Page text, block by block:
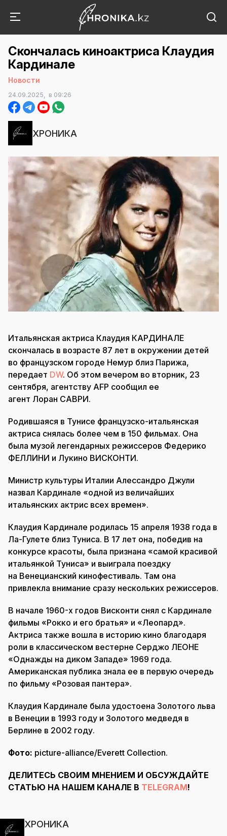
Скончалась киноактриса Клаудия
Кардинале
Новости
24.09.2025, в 09:26
ХРОНИКА
Итальянская актриса Клаудия КАРДИНАЛЕ
скончалась в возрасте 87 лет в окружении детей
во французском городе Немур близ Парижа,
передает DW. Об этом вечером во вторник, 23
сентября, агентству AFP сообщил ее
агент Лоран САВРИ.
Родившаяся в Тунисе французско-итальянская
актриса снялась более чем в 150 фильмах. Она
была музой легендарных режиссеров Федерико
ФЕЛЛИНИ и Лукино ВИСКОНТИ.
Министр культуры Италии Алессандро Джули
назвал Кардинале «одной из величайших
итальянских актрис всех времен».
Клаудия Кардинале родилась 15 апреля 1938 года в
Ла-Гулете близ Туниса. В 17 лет она, победив на
конкурсе красоты, была признана «самой красивой
итальянкой Туниса» и выиграла поездку
на Венецианский кинофестиваль. Там она
привлекла внимание сразу нескольких режиссеров.
В начале 1960-х годов Висконти снял с Кардинале
фильмы «Рокко и его братья» и «Леопард».
Актриса также вошла в историю кино благодаря
роли в классическом вестерне Серджо ЛЕОНЕ
«Однажды на диком Западе» 1969 года.
Американская публика знала ее в первую очередь
по фильму «Розовая пантера».
Клаудия Кардинале была удостоена Золотого льва
в Венеции в 1993 году и Золотого медведя в
Берлине в 2002 году.
Фото: picture-alliance/Everett Collection.
ДЕЛИТЕСЬ СВОИМ МНЕНИЕМ И ОБСУЖДАЙТЕ
СТАТЬЮ НА НАШЕМ КАНАЛЕ В TELEGRAM!
ХРОНИКА